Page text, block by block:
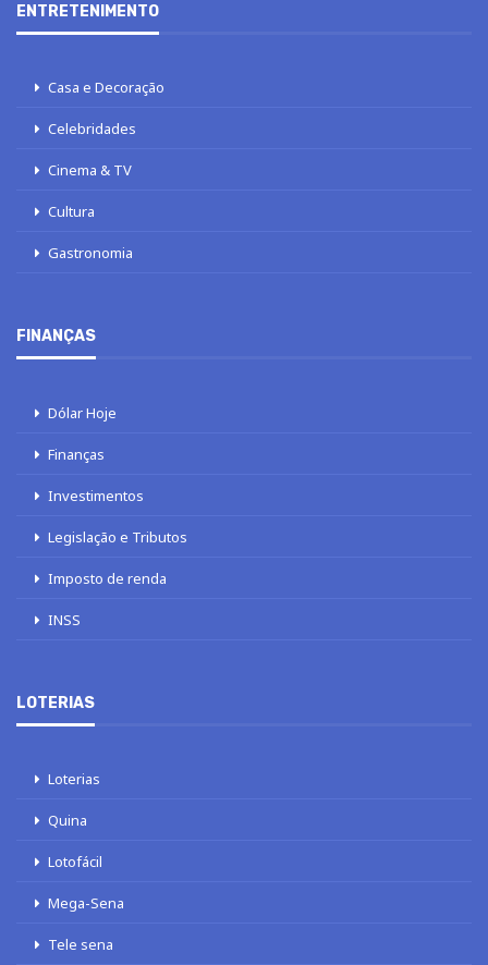
ENTRETENIMENTO
Casa e Decoração
Celebridades
Cinema & TV
Cultura
Gastronomia
FINANÇAS
Dólar Hoje
Finanças
Investimentos
Legislação e Tributos
Imposto de renda
INSS
LOTERIAS
Loterias
Quina
Lotofácil
Mega-Sena
Tele sena